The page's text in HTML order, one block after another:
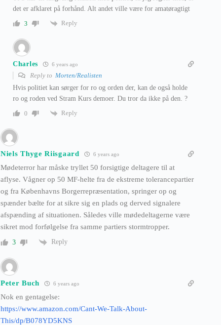
det er afklaret på forhånd. Alt andet ville være for amatøragtigt
3
Reply
Charles 6 years ago
Reply to Morten/Realisten
Hvis politiet kan sørger for ro og orden der, kan de også holde
ro og roden ved Stram Kurs demoer. Du tror da ikke på den. ?
0
Reply
Niels Thyge Riisgaard 6 years ago
Mødeterror har måske tryllet 50 forsigtige deltagere til at
aflyse. Vågner op 50 MF-helte fra de ekstreme tolerancepartier
og fra Københavns Borgerrepræsentation, springer op og
spænder bælte for at sikre sig en plads og derved signalere
afspænding af situationen. Således ville mødedeltagerne være
sikret mod forfølgelse fra samme partiers stormtropper.
3 Reply
Peter Buch 6 years ago
Nok en gentagelse:
https://www.amazon.com/Cant-We-Talk-About-
This/dp/B078YD5KNS